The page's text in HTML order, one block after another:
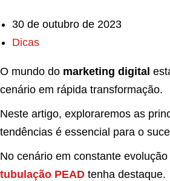
30 de outubro de 2023
Dicas
O mundo do marketing digital
cenário em rápida transformação.
Neste artigo, exploraremos as
tendências é essencial para o
No cenário em constante
tubulação PEAD tenha destaque.